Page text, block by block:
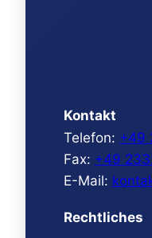
Kontakt
Telefon: +49
Fax: +49
E-Mail:
Rechtliches